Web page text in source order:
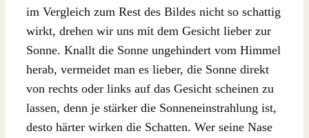
im Vergleich zum Rest des Bildes nicht so schattig
wirkt, drehen wir uns mit dem Gesicht lieber zur
Sonne. Knallt die Sonne ungehindert vom Himmel
herab, vermeidet man es lieber, die Sonne direkt
von rechts oder links auf das Gesicht scheinen zu
lassen, denn je stärker die Sonneneinstrahlung ist,
desto härter wirken die Schatten. Wer seine Nase